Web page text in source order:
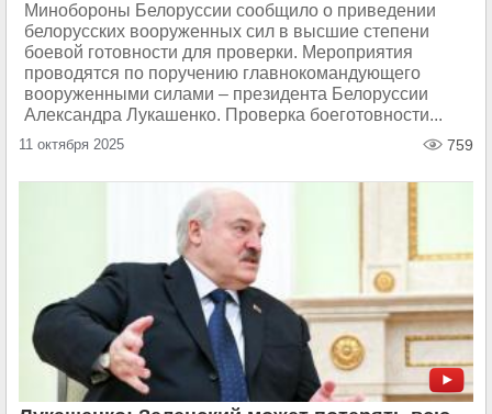
Минобороны Белоруссии сообщило о приведении
белорусских вооруженных сил в высшие степени
боевой готовности для проверки. Мероприятия
проводятся по поручению главнокомандующего
вооруженными силами – президента Белоруссии
Александра Лукашенко. Проверка боеготовности...
11 октября 2025 759